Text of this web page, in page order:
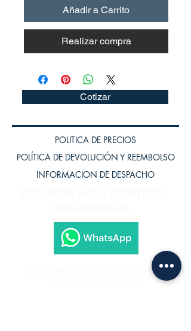
Añadir a Carrito
Realizar compra
Cotizar
POLITICA DE PRECIOS
POLÍTICA DE DEVOLUCIÓN Y REEMBOLSO
INFORMACION DE DESPACHO
Subscríbete a nuestra página para recibir